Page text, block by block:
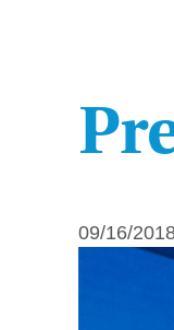
09/16/2018